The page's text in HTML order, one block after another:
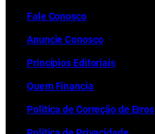
Fale Conosco
Anuncie Conosco
Princípios Editoriais
Quem Financia
Política de Correção de Erros